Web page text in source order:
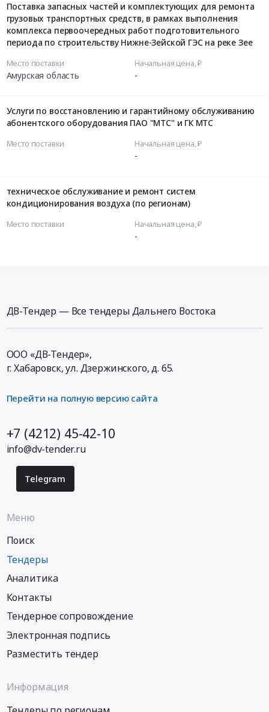
Поставка запасных частей и комплектующих для ремонта
грузовых транспортных средств, в рамках выполнения
комплекса первоочередных работ подготовительного
периода по строительству Нижне-Зейской ГЭС на реке Зее
Место поставки
Амурская область
Начальная цена, ₽
-
Услуги по восстановлению и гарантийному обслуживанию
абонентского оборудования ПАО "МТС" и ГК МТС
Место поставки Начальная цена, ₽
-
техническое обслуживание и ремонт систем
кондиционирования воздуха (по регионам)
Место поставки Начальная цена, ₽
-
ДВ-Тендер — Все тендеры Дальнего Востока
ООО «ДВ-Тендер»,
г. Хабаровск,ул. Дзержинского, д. 65.
Перейти на полную версию сайта
+7 (4212) 45-42-10
info@dv-tender.ru
Telegram
Меню
Поиск
Тендеры
Аналитика
Контакты
Тендерное сопровождение
Электронная подпись
Разместить тендер
Информация